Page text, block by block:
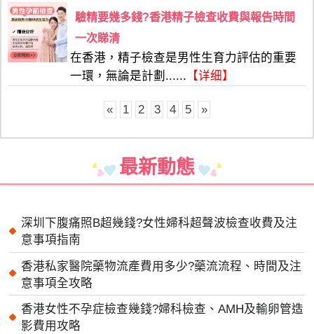
驗精要幾多錢?香港精子檢查收費與報告時間
一次睇清
在香港，精子檢查是男性生育力評估的重要
一環，無論是計劃...... 【详细】
« 1 2 3 4 5 »
最新動態
深圳下腹痛照B超幾錢?女性婦科超聲波檢查收費及注
意事項指南
香港私家醫院藥物流產費用多少?藥流流程、時間及注
意事項全攻略
香港女性不孕症檢查幾錢?婦科檢查、AMH及輸卵管造
影費用攻略